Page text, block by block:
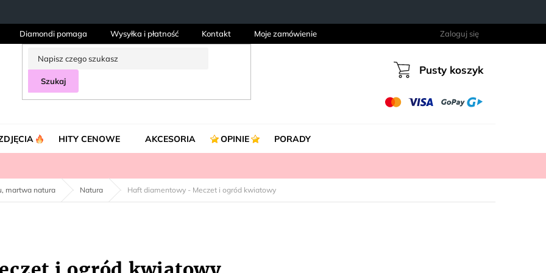
Diamondi pomaga Wysyłka i płatność Kontakt Moje zamówienie Zaloguj się
Szukaj Koszyk
Pusty koszyk
HITY CENOWE AKCESORIA OPINIE PORADY
martwa natura Natura Haft diamentowy - Meczet i ogród kwiatowy